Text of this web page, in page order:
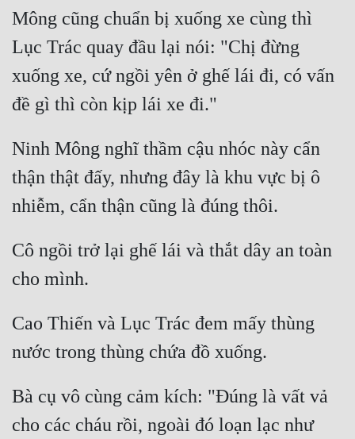
Dị Giới
Dị Năng
Gia Đấu
Góc Nhìn Nam
Góc Nhìn Nữ
Huyền Huyễn
Huyền Nghi
Học Đường
Khoa Huyễn
Khoa Huyễn Không Gian
Kinh Dị
Mông cũng chuẩn bị xuống xe cùng thì
Lục Trác quay đầu lại nói: "Chị đừng
xuống xe, cứ ngồi yên ở ghế lái đi, có vấn
đề gì thì còn kịp lái xe đi."
Ninh Mông nghĩ thầm cậu nhóc này cẩn
thận thật đấy, nhưng đây là khu vực bị ô
nhiễm, cẩn thận cũng là đúng thôi.
Cô ngồi trở lại ghế lái và thắt dây an toàn
cho mình.
Cao Thiến và Lục Trác đem mấy thùng
nước trong thùng chứa đồ xuống.
Bà cụ vô cùng cảm kích: "Đúng là vất vả
cho các cháu rồi, ngoài đó loạn lạc như